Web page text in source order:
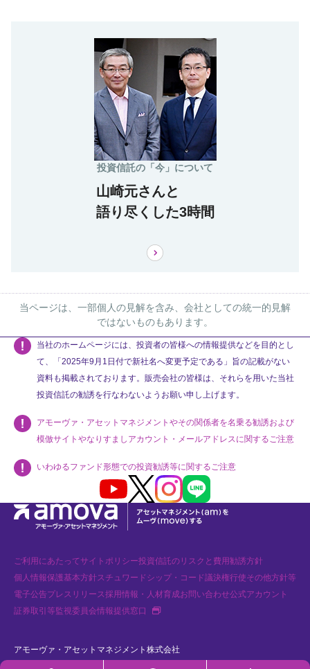
山崎元さんと
語り尽くした3時間
投資信託の「今」について
当ページは、一部個人の見解を含み、会社としての統一的見解
ではないものもあります。
当社のホームページには、投資者の皆様への情報提供などを目的とし
て、「2025年9月1日付で新社名へ変更予定である」旨の記載がない
資料も掲載されております。販売会社の皆様は、それらを用いた当社
投資信託の勧誘を行なわないようお願い申し上げます。
アモーヴァ・アセットマネジメントやその関係者を名乗る勧誘および
模倣サイトやなりすましアカウント・メールアドレスに関するご注意
いわゆるファンド形態での投資勧誘等に関するご注意
Youtube X InstagramLINE
ご利用にあたってサイトポリシー投資信託のリスクと費用勧誘方針
個人情報保護基本方針スチュワードシップ・コード議決権行使その他方針等
電子公告プレスリリース採用情報・人材育成お問い合わせ公式アカウント
証券取引等監視委員会情報提供窓口
アモーヴァ・アセットマネジメント株式会社
金融商品取引業者 関東財務局長（金商）第368号 加入協会：一般社団法人